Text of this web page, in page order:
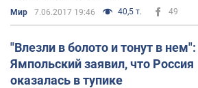
Мир 7.06.2017 19:46 40,5 т. 49
"Влезли в болото и тонут в нем":
Ямпольский заявил, что Россия
оказалась в тупике